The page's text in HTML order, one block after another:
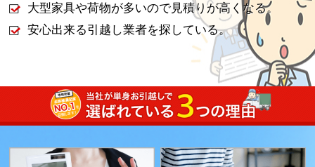
大型家具や荷物が多いので見積りが高くなる。
安心出来る引越し業者を探している。